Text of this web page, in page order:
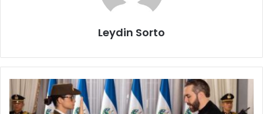
Leydin Sorto
Presidente
Nayib
Bukele